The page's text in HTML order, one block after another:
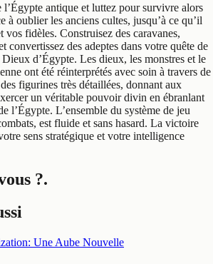
antique et luttez pour survivre alors
à oublier les anciens cultes, jusqu’à ce qu’il
vos fidèles. Construisez des caravanes,
convertissez des adeptes dans votre quête de
d’Égypte. Les dieux, les monstres et le
ont été réinterprétés avec soin à travers de
figurines très détaillées, donnant aux
un véritable pouvoir divin en ébranlant
l’Égypte. L’ensemble du système de jeu
est fluide et sans hasard. La victoire
sens stratégique et votre intelligence
?.
Une Aube Nouvelle